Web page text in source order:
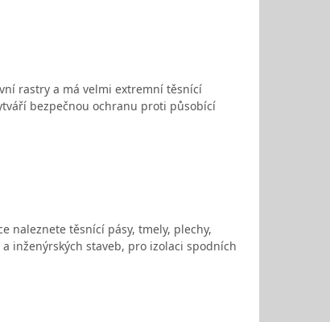
rastry a má velmi extremní těsnící
bezpečnou ochranu proti působící
naleznete těsnící pásy, tmely, plechy,
inženýrských staveb, pro izolaci spodních